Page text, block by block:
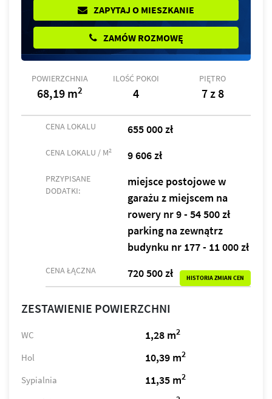
ZAPYTAJ O MIESZKANIE
ZAMÓW ROZMOWĘ
POWIERZCHNIA
68,19 m2
ILOŚĆ POKOI
4
PIĘTRO
7 z 8
CENA LOKALU 655 000 zł
CENA LOKALU / M2 9 606 zł
PRZYPISANE
DODATKI:
miejsce postojowe w
garażu z miejscem na
rowery nr 9 - 54 500 zł
parking na zewnątrz
budynku nr 177 - 11 000 zł
CENA ŁĄCZNA 720 500 zł HISTORIA ZMIAN CEN
ZESTAWIENIE POWIERZCHNI
WC 1,28 m2
Hol 10,39 m2
Sypialnia 11,35 m2